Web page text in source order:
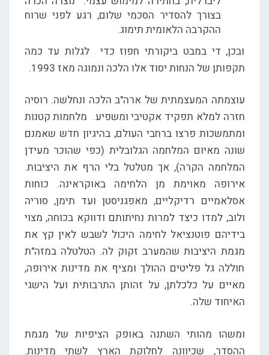
בצורך להסדיר הסכמי שלום, רגע לפני שרוח
ההקרבה הלאומית תימוג.
ובכן, די במבט ביקורתי חפוז כדי לגלות עד כמה
תקפותן של הנחות יסוד אלו הלכה ונמוגה מאז 1993.
עוצמתה המעצמתית של ארה"ב הלכה ונחלשה. רוסיה
חזרה למלא תפקיד אקטיבי ומשפיע. מלחמות קטנות
ומתמשכות פרצו ברחבי העולם, בהיגיון חדש שאמנם
שונה מאיום המלחמה הגלובלית (כפי שהוכר מעידן
המלחמה הקרה), אך מטלטל בלי הרף את היציבות.
אירופה מאוימת מן הלחימה באוקראינה. כוחות
אסלאמיים רדיקליים, מאפגניסטן ועד תימן, סוריה
ולוב, למדו כיצד למרות נחיתותם ודווקא בכוחה, מצוי
בידיהם פוטנציאל לחימה היכול לשבש לאין קץ את
מגמת היציבות שהמערב זקוק לה. הטלטלה במזה"ת
חוללה גל פליטים ההולך ומציף את מדינות אירופה,
מאיים על כלכלתן, על זהותן התרבותית ועל הישגי
האיחוד שלה.
ומשהו מהותי השתנה באופק הציפיות של מגמת
ההסדר, שכיוונה לחלוקת הארץ לשתי מדינות.